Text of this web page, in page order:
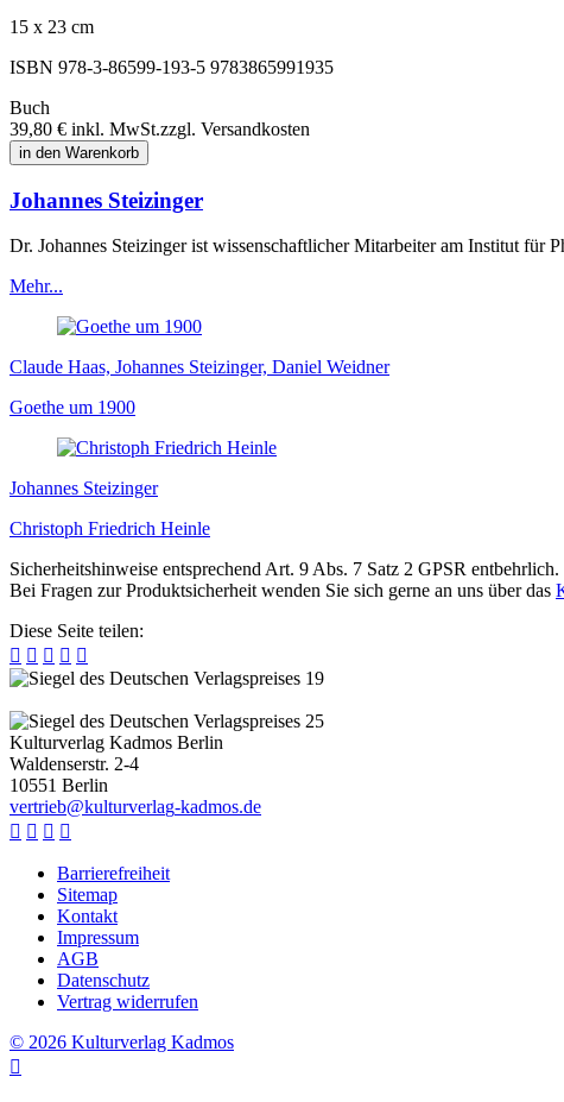
15 x 23 cm
ISBN 978-3-86599-193-5 9783865991935
Buch
39,80 € inkl. MwSt.zzgl. Versandkosten
in den Warenkorb
Johannes Steizinger
Dr. Johannes Steizinger ist wissenschaftlicher Mitarbeiter am Institut für
Mehr...
Claude Haas, Johannes Steizinger, Daniel Weidner
Goethe um 1900
Johannes Steizinger
Christoph Friedrich Heinle
Sicherheitshinweise entsprechend Art. 9 Abs. 7 Satz 2 GPSR entbehrlich.
Bei Fragen zur Produktsicherheit wenden Sie sich gerne an uns über das
Diese Seite teilen:
    
Kulturverlag Kadmos Berlin
Waldenserstr. 2-4
10551 Berlin
vertrieb@kulturverlag-kadmos.de
   
Barrierefreiheit
Sitemap
Kontakt
Impressum
AGB
Datenschutz
Vertrag widerrufen
© 2026 Kulturverlag Kadmos
